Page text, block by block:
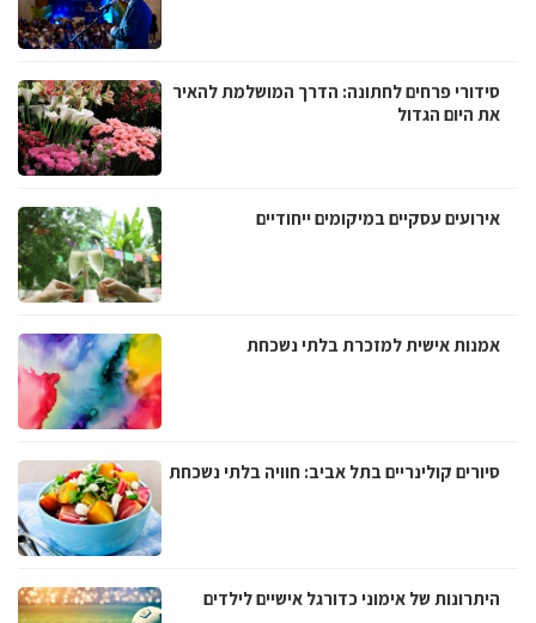
סידורי פרחים לחתונה: הדרך המושלמת להאיר
את היום הגדול
אירועים עסקיים במיקומים ייחודיים
אמנות אישית למזכרת בלתי נשכחת
סיורים קולינריים בתל אביב: חוויה בלתי נשכחת
היתרונות של אימוני כדורגל אישיים לילדים